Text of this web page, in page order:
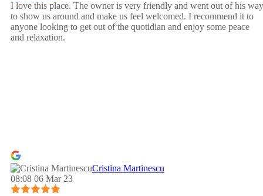
I love this place. The owner is very friendly and went out of his way
to show us around and make us feel welcomed. I recommend it to
anyone looking to get out of the quotidian and enjoy some peace
and relaxation.
Cristina Martinescu
08:08 06 Mar 23